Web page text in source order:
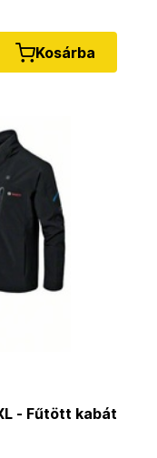
Kosárba
- Fűtött kabát